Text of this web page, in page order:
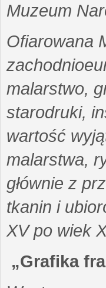
Muzeum
Ofiarowana
malarstwo,
starodruki,
wartość
malarstwa,
głównie z
tkanin i
XV po wiek
„Grafika